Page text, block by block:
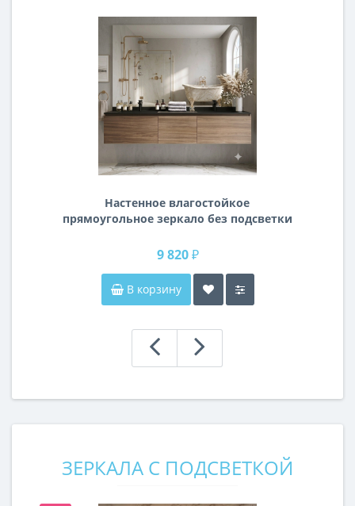
Настенное влагостойкое
прямоугольное зеркало без подсветки
9 820 ₽
В корзину
ЗЕРКАЛА С ПОДСВЕТКОЙ